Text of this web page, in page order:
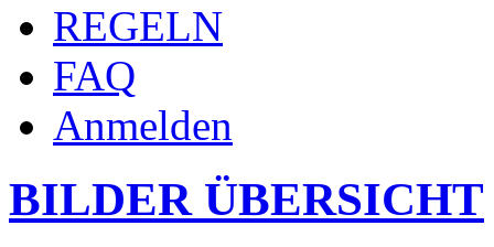
REGELN
FAQ
Anmelden
BILDER ÜBERSICHT